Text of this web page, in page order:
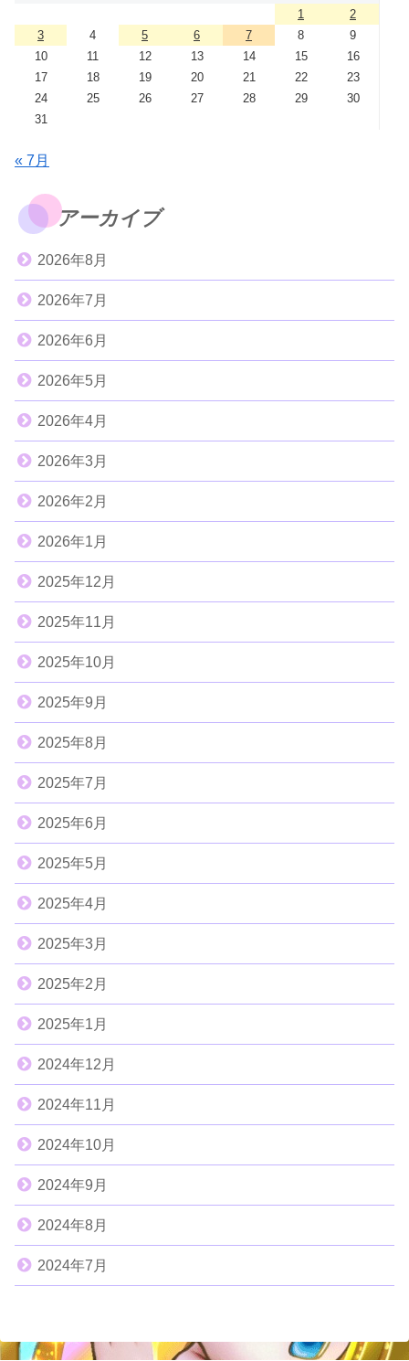
1
2
3
4 5 6 7 8
9
10
11 12 13 14 15
16
17
18 19 20 21 22
23
24
25 26 27 28 29
30
31
« 7月
アーカイブ
2026年8月
2026年7月
2026年6月
2026年5月
2026年4月
2026年3月
2026年2月
2026年1月
2025年12月
2025年11月
2025年10月
2025年9月
2025年8月
2025年7月
2025年6月
2025年5月
2025年4月
2025年3月
2025年2月
2025年1月
2024年12月
2024年11月
2024年10月
2024年9月
2024年8月
2024年7月